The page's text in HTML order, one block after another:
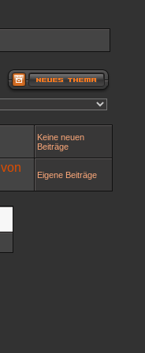
Keine neuen
Beiträge
Eigene Beiträge